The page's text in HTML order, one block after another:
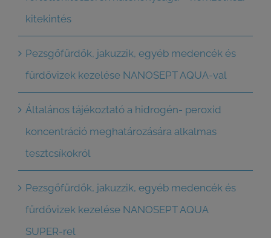
kitekintés
Pezsgőfürdők, jakuzzik, egyéb medencék és
fürdővizek kezelése NANOSEPT AQUA-val
Általános tájékoztató a hidrogén- peroxid
koncentráció meghatározására alkalmas
tesztcsíkokról
Pezsgőfürdők, jakuzzik, egyéb medencék és
fürdővizek kezelése NANOSEPT AQUA
SUPER-rel